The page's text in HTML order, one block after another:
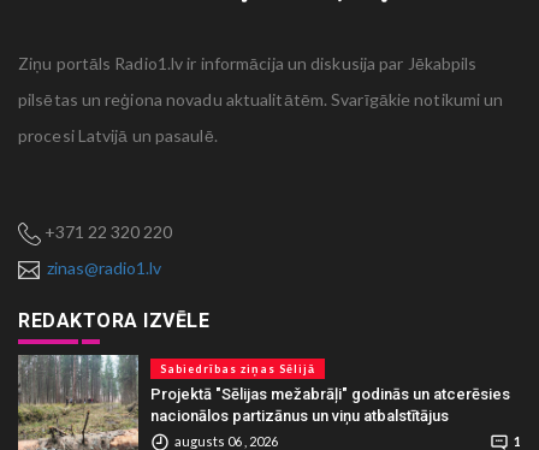
Ziņu portāls Radio1.lv ir informācija un diskusija par Jēkabpils
pilsētas un reģiona novadu aktualitātēm. Svarīgākie notikumi un
procesi Latvijā un pasaulē.
+371 22 320 220
zinas@radio1.lv
REDAKTORA IZVĒLE
Sabiedrības ziņas Sēlijā
Projektā "Sēlijas mežabrāļi" godinās un atcerēsies
nacionālos partizānus un viņu atbalstītājus
augusts 06 , 2026 1